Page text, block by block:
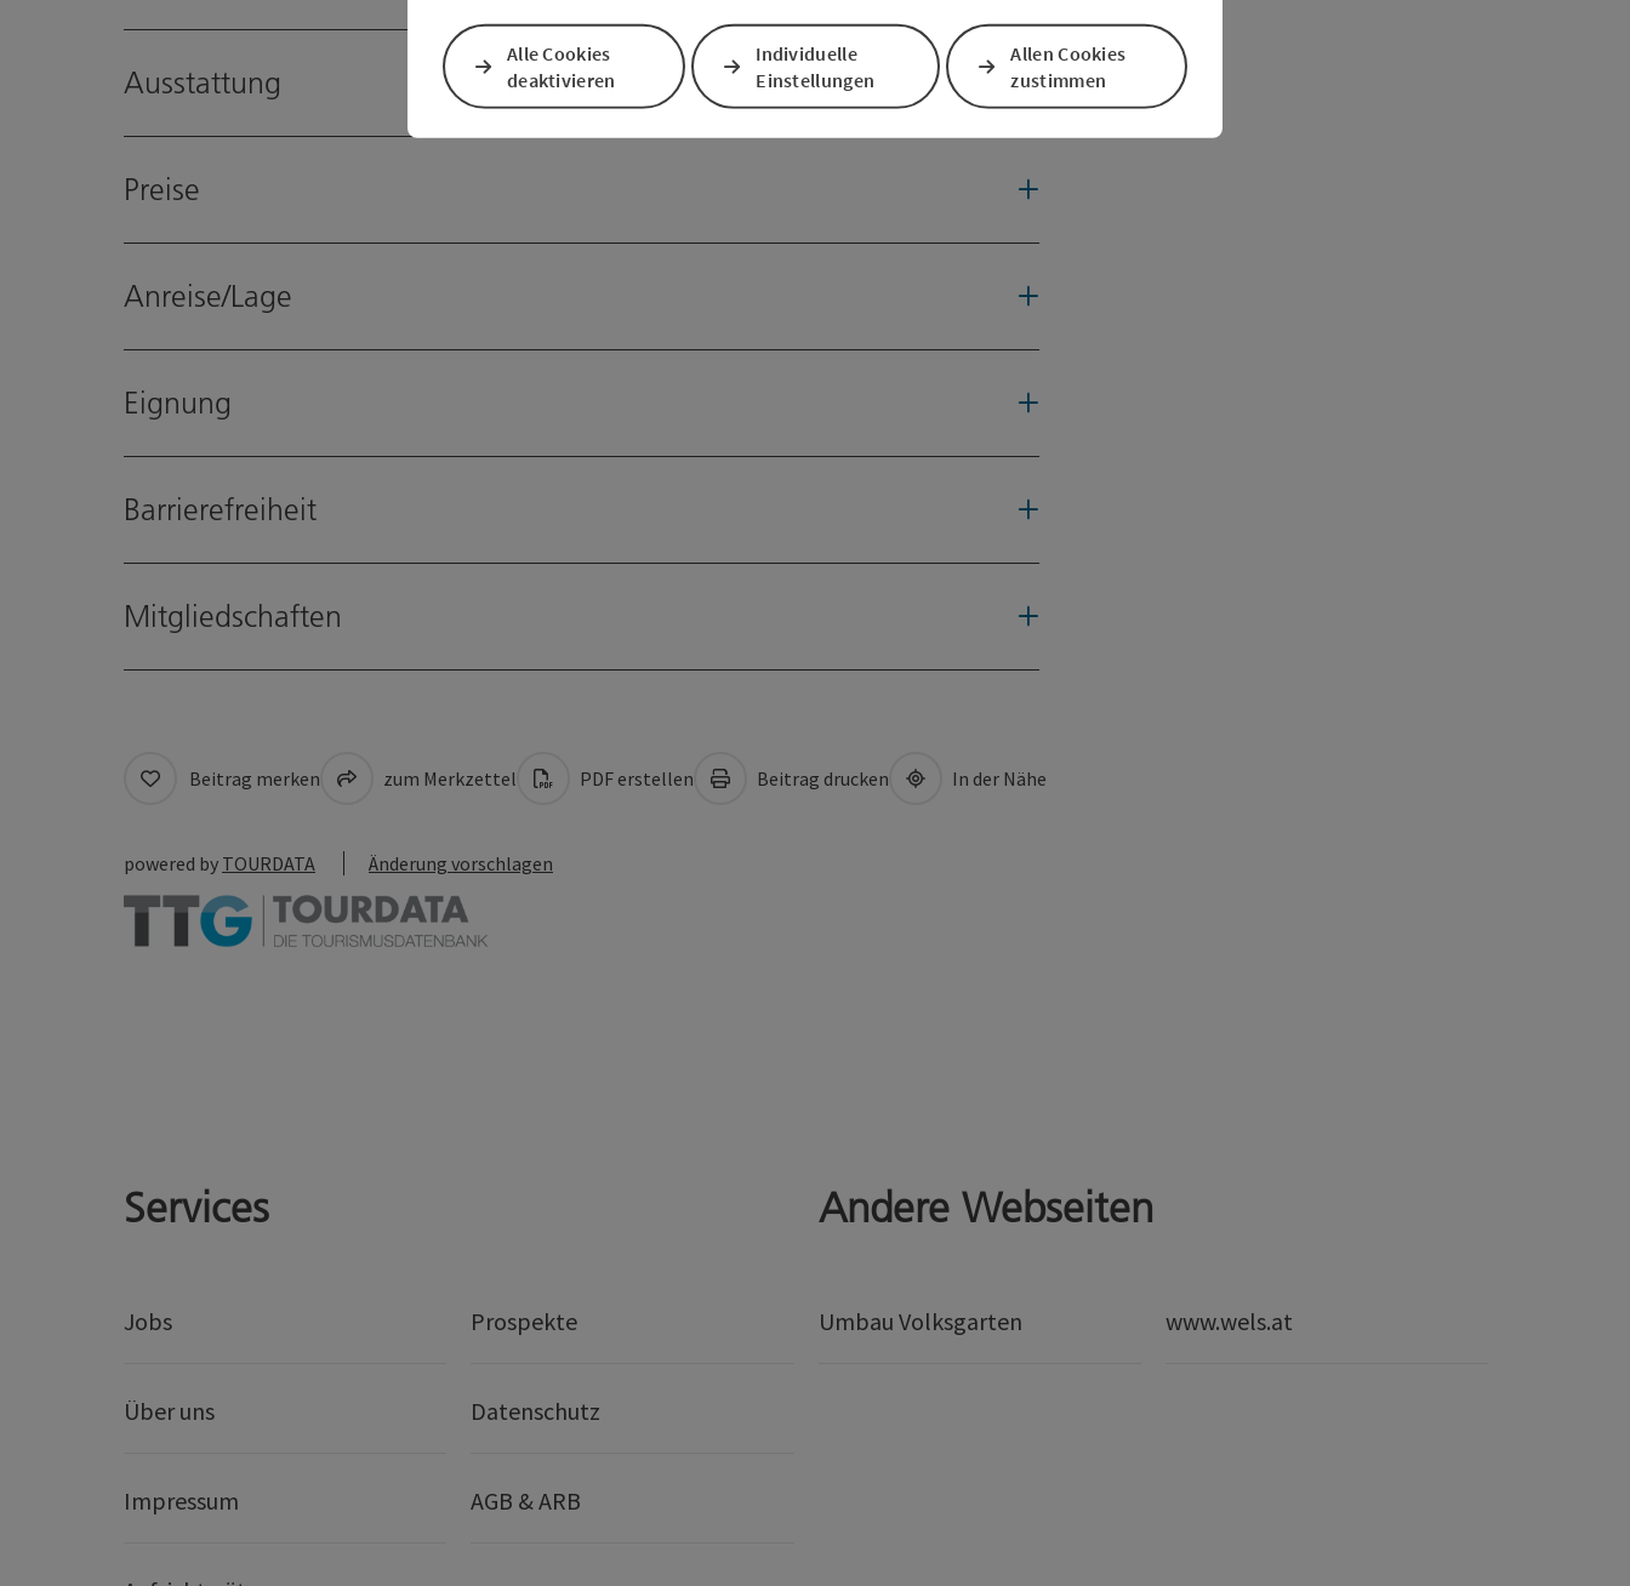
Ausstattung
Preise
Anreise/Lage
Eignung
Barrierefreiheit
Mitgliedschaften
Beitrag merken zum Merkzettel PDF erstellen Beitrag drucken In der Nähe
powered by TOURDATA Änderung vorschlagen
Services
Jobs Prospekte
Über uns Datenschutz
Impressum AGB & ARB
Andere Webseiten
Umbau Volksgarten www.wels.at
Alle Cookies
deaktivieren
Individuelle
Einstellungen
Allen Cookies
zustimmen